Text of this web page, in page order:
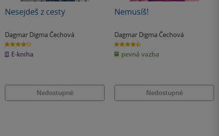
Nesejdeš z cesty
Dagmar Digma Čechová
4.0
z
5
hvězdiček
E-kniha
Nedostupné
Nemusíš!
Dagmar Digma Čechová
4.4
z
5
hvězdiček
pevná vazba
Nedostupné